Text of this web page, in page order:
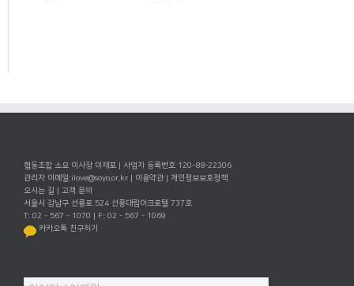
협동조합 소요 이사장 이재포 | 사업자 등록번호 120-88-22306
관리자 이메일:ilove@soyo.or.kr | 이용약관 | 개인정보보호정책
오시는 길 | 고객 문의
서울시 강남구 선릉로 524 선릉대림아크로텔 737호
T: 02 - 567 - 1070 | F: 02 - 567 - 1069
카카오톡 친구하기